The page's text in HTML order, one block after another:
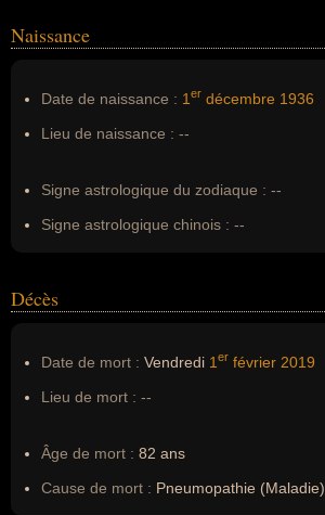
Nom de famille :Cannavacciuolo
Naissance
Date de naissance : 1 er décembre 1936
Lieu de naissance : --
Signe astrologique du zodiaque : --
Signe astrologique chinois : --
Décès
Date de mort : Vendredi 1 er février 2019
Lieu de mort : --
Âge de mort : 82 ans
Cause de mort : Pneumopathie (Maladie)